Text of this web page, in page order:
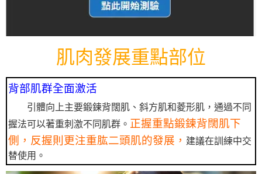
肌肉發展重點部位
背部肌群全面激活
引體向上主要鍛鍊背闊肌、斜方肌和菱形肌，通過不同
握法可以著重刺激不同肌群。 正握重點鍛鍊背闊肌下
側，反握則更注重肱二頭肌的發展， 建議在訓練中交
替使用。